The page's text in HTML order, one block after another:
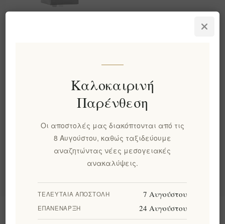
Κατηγορίες
Δημοφιλεις ετικετες
ισοδυναμεί με €111,86 ανά
Πληροφορίες
Καλοκαιρινή
Παρένθεση
Οι αποστολές μας διακόπτονται από τις
8 Αυγούστου, καθώς ταξιδεύουμε
αναζητώντας νέες μεσογειακές
ανακαλύψεις.
ΤΕΛΕΥΤΑΊΑ ΑΠΟΣΤΟΛΉ 7 Αυγούστου
ΕΠΑΝΈΝΑΡΞΗ 24 Αυγούστου